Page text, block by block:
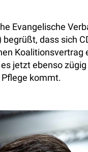
Evangelische
begrüßt, dass sich
Koalitionsvertrag
jetzt ebenso
kommt.